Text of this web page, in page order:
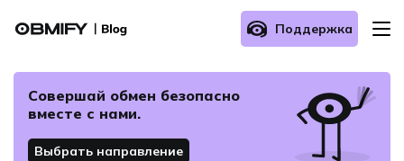
Поддержка
Как осуществить обмен?
Совершай обмен безопасно
вместе с нами.
Выбрать направление